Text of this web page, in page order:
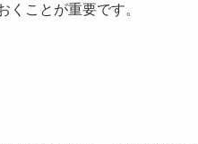
ことが重要です。